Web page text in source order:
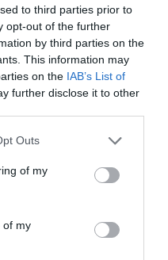
to third parties prior to
opt-out of the further
by third parties on the
This information may
on the IAB’s List of
further disclose it to other
uses one or more Google
You may click to
its third-party tags to
in below Google
Outs
of my
of my